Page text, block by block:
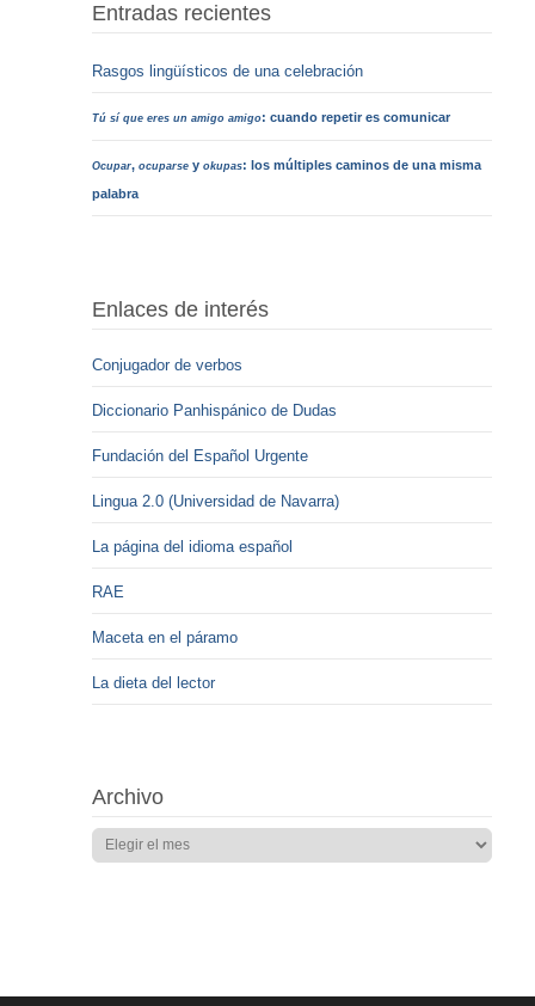
Entradas recientes
Rasgos lingüísticos de una celebración
Tú sí que eres un amigo amigo: cuando repetir es comunicar
Ocupar,ocuparse yokupas: los múltiples caminos de una misma
palabra
Enlaces de interés
Conjugador de verbos
Diccionario Panhispánico de Dudas
Fundación del Español Urgente
Lingua 2.0 (Universidad de Navarra)
La página del idioma español
RAE
Maceta en el páramo
La dieta del lector
Archivo